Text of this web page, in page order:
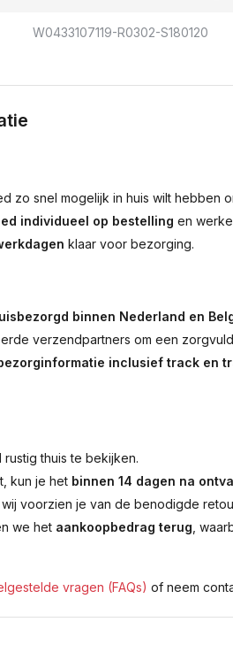
W0433107119-R0302-S180120
zo snel mogelijk in huis wilt hebben
individueel op bestelling en
klaar voor bezorging.
binnen Nederland en
verzendpartners om een
inclusief track en
thuis te bekijken.
kun je het binnen 14 dagen na
voorzien je van de benodigde
we het aankoopbedrag terug ,
vragen (FAQs) of neem